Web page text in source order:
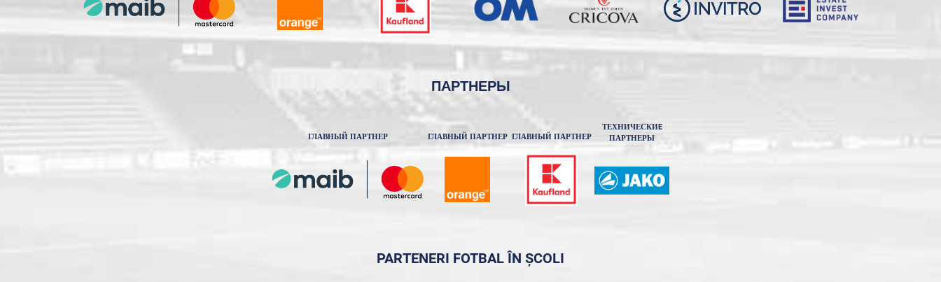
ПАРТНЕРЫ
ГЛАВНЫЙ ПАРТНЕР ГЛАВНЫЙ ПАРТНЕР ГЛАВНЫЙ ПАРТНЕР
ТЕХНИЧЕСКИE
ПАРТНЕРЫ
PARTENERI FOTBAL ÎN ȘCOLI